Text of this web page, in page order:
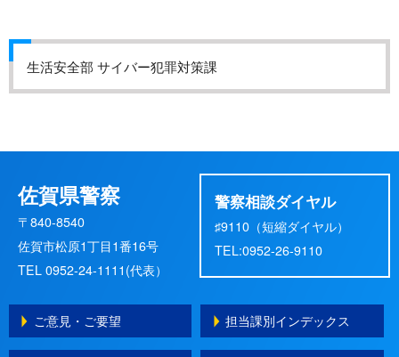
生活安全部 サイバー犯罪対策課
佐賀県警察
〒840-8540
佐賀市松原1丁目1番16号
TEL 0952-24-1111(代表）
警察相談ダイヤル
♯9110（短縮ダイヤル）
TEL:0952-26-9110
ご意見・ご要望 担当課別インデックス